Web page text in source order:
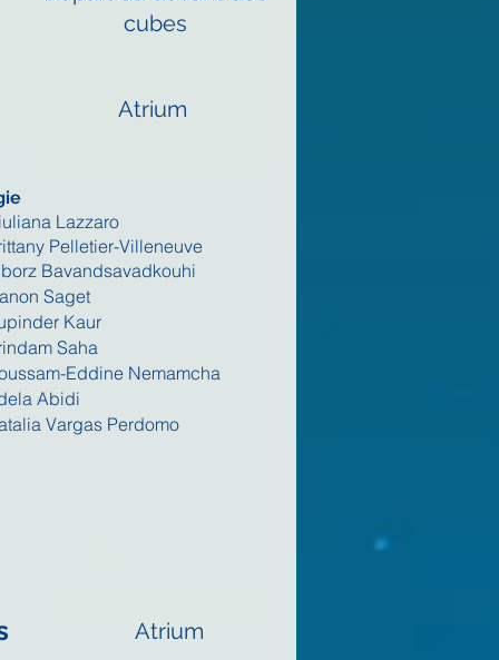
cubes
Atrium
Lazzaro
Pelletier-Villeneuve
Bavandsavadkouhi
Saget
Kaur
Saha
Eddine Nemamcha
Abidi
Vargas Perdomo
Atrium